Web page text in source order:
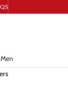
Men